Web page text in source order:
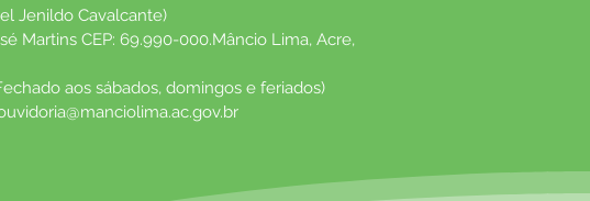
Jenildo Cavalcante)
Martins CEP: 69.990-000.Mâncio Lima, Acre,
aos sábados, domingos e feriados)